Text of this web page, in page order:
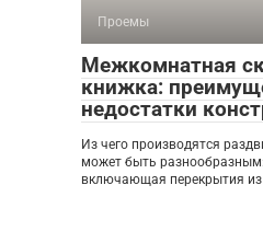
Проемы
Межкомнатная
книжка:
недостатки
Из чего производятся
может быть
включающая перекрытия из